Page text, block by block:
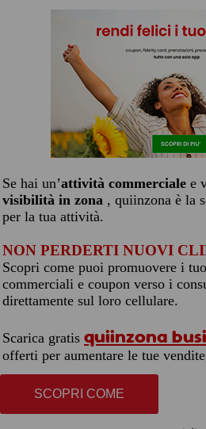
Se hai un’attività commerciale e
visibilità in zona , quiinzona è la
per la tua attività.
NON PERDERTI NUOVI
Scopri come puoi promuovere i
commerciali e coupon verso i
direttamente sul loro cellulare.
Scarica gratis quiinzona
offerti per aumentare le tue
SCOPRI COME